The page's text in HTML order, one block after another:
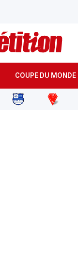
COUPE DU MONDE